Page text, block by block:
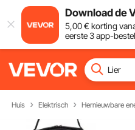
Download de
5,00€ korting
eerste 3 app-
Huis Elektrisch Hernieuwbare